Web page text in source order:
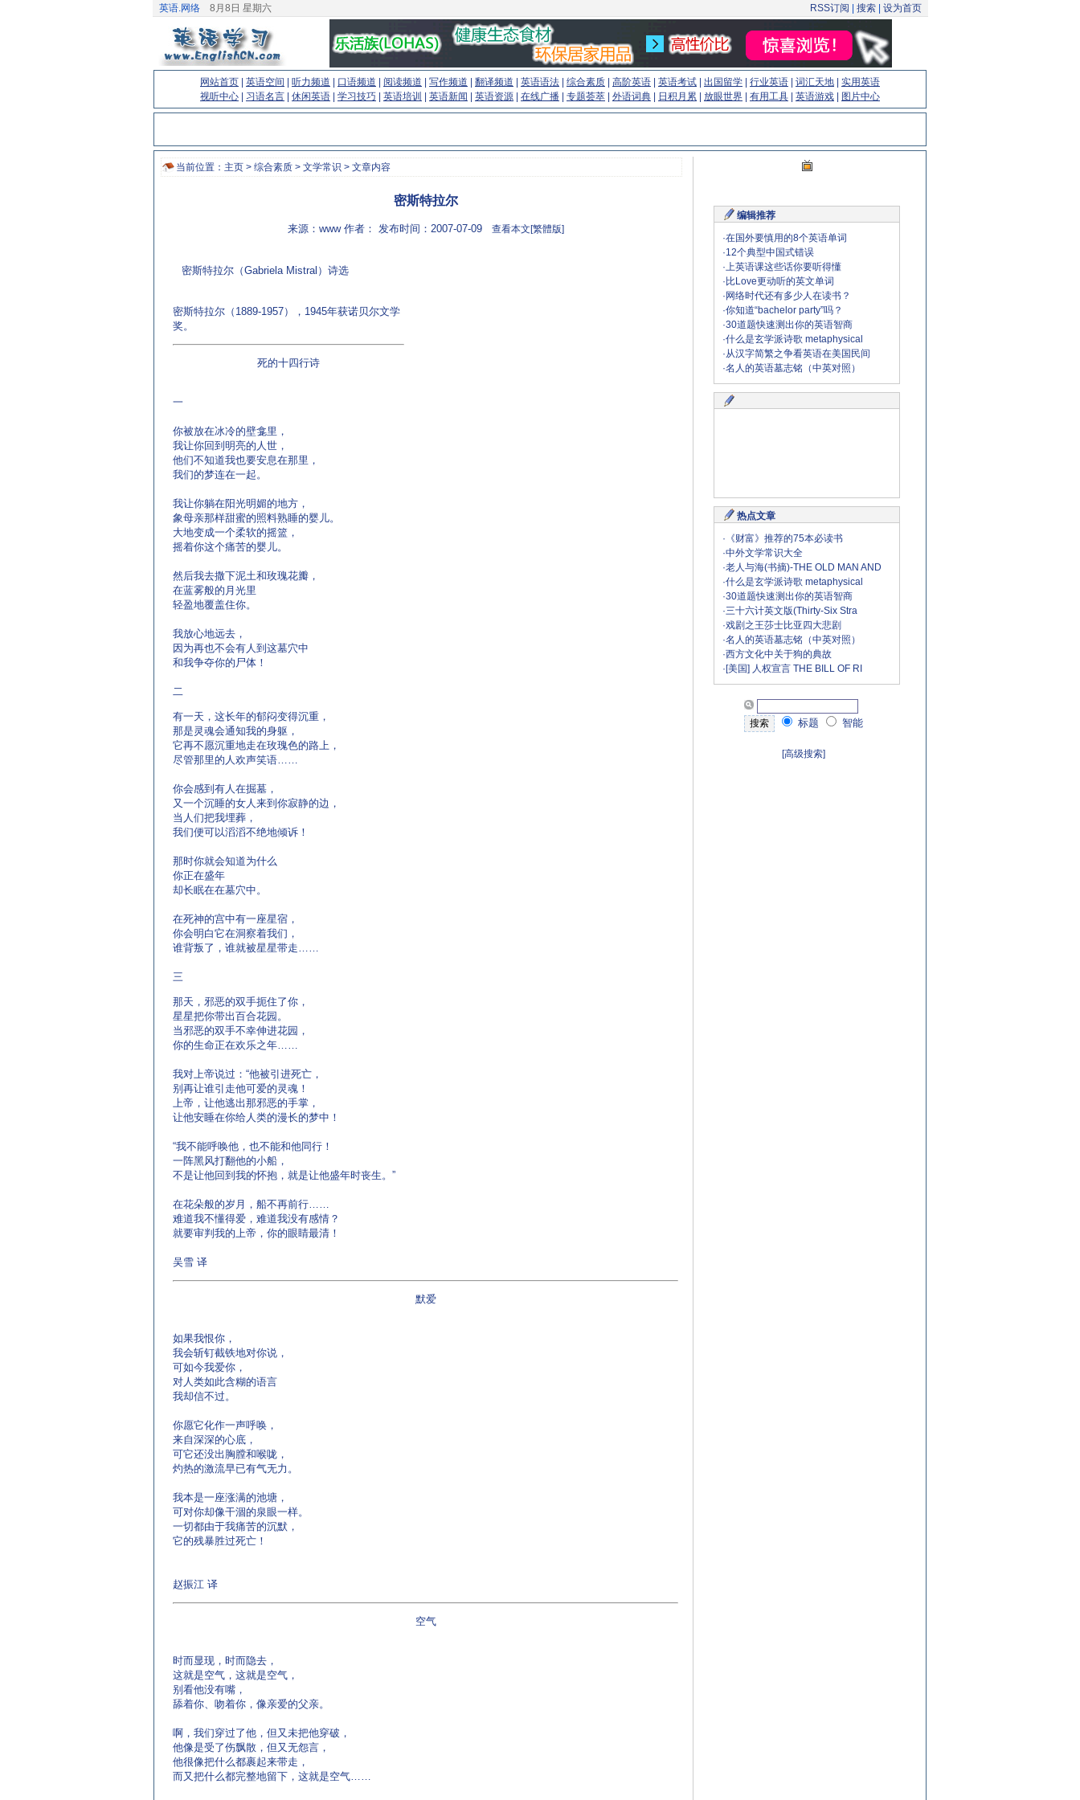
英语.网络 8月8日 星期六 RSS订阅 搜索 设为首页
网站首页 英语空间 听力频道 口语频道 阅读频道 写作频道 翻译频道 英语语法 综合素质 高阶英语 英语考试 出国留学 行业英语 词汇天地
实用英语
视听中心
习语名言 休闲英语 学习技巧 英语培训 英语新闻 英语资源 在线广播 专题荟萃 外语词典 日积月累 放眼世界 有用工具 英语游戏 图片中心
当前位置： 主页 > 综合素质 > 文学常识 > 文章内容
密斯特拉尔
来源：www 作者： 发布时间：2007-07-09 查看本文[繁體版]
密斯特拉尔（Gabriela Mistral）诗选
密斯特拉尔（1889-1957），1945年获诺贝尔文学
奖。
死的十四行诗
一
你被放在冰冷的壁龛里，
我让你回到明亮的人世，
他们不知道我也要安息在那里，
我们的梦连在一起。
我让你躺在阳光明媚的地方，
象母亲那样甜蜜的照料熟睡的婴儿。
大地变成一个柔软的摇篮，
摇着你这个痛苦的婴儿。
然后我去撒下泥土和玫瑰花瓣，
在蓝雾般的月光里
轻盈地覆盖住你。
我放心地远去，
因为再也不会有人到这墓穴中
和我争夺你的尸体！
二
有一天，这长年的郁闷变得沉重，
那是灵魂会通知我的身躯，
它再不愿沉重地走在玫瑰色的路上，
尽管那里的人欢声笑语……
你会感到有人在掘墓，
又一个沉睡的女人来到你寂静的边，
当人们把我埋葬，
我们便可以滔滔不绝地倾诉！
那时你就会知道为什么
你正在盛年
却长眠在在墓穴中。
在死神的宫中有一座星宿，
你会明白它在洞察着我们，
谁背叛了，谁就被星星带走……
三
那天，邪恶的双手扼住了你，
星星把你带出百合花园。
当邪恶的双手不幸伸进花园，
你的生命正在欢乐之年……
我对上帝说过：“他被引进死亡，
别再让谁引走他可爱的灵魂！
上帝，让他逃出那邪恶的手掌，
让他安睡在你给人类的漫长的梦中！
“我不能呼唤他，也不能和他同行！
一阵黑风打翻他的小船，
不是让他回到我的怀抱，就是让他盛年时丧生。”
在花朵般的岁月，船不再前行……
难道我不懂得爱，难道我没有感情？
就要审判我的上帝，你的眼睛最清！
吴雪 译
默爱
如果我恨你，
我会斩钉截铁地对你说，
可如今我爱你，
对人类如此含糊的语言
我却信不过。
你愿它化作一声呼唤，
来自深深的心底，
可它还没出胸膛和喉咙，
灼热的激流早已有气无力。
我本是一座涨满的池塘，
可对你却像干涸的泉眼一样。
一切都由于我痛苦的沉默，
它的残暴胜过死亡！
赵振江 译
空气
时而显现，时而隐去，
这就是空气，这就是空气，
别看他没有嘴，
舔着你、吻着你，像亲爱的父亲。
啊，我们穿过了他，但又未把他穿破，
他像是受了伤飘散，但又无怨言，
他很像把什么都裹起来带走，
而又把什么都完整地留下，这就是空气……
编辑推荐
·在国外要慎用的8个英语单词
·12个典型中国式错误
·上英语课这些话你要听得懂
· 比Love更动听的英文单词
· 网络时代还有多少人在读书？
·你知道“bachelor party”吗？
·30道题快速测出你的英语智商
·什么是玄学派诗歌 metaphysical
·从汉字简繁之争看英语在美国民间
·名人的英语墓志铭（中英对照）
热点文章
· 《财富》推荐的75本必读书
·中外文学常识大全
·老人与海(书摘)-THE OLD MAN AND
·什么是玄学派诗歌 metaphysical
·30道题快速测出你的英语智商
·三十六计英文版(Thirty-Six Stra
·戏剧之王莎士比亚四大悲剧
·名人的英语墓志铭（中英对照）
·西方文化中关于狗的典故
· [美国] 人权宣言 THE BILL OF RI
标题 智能
[高级搜索]